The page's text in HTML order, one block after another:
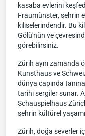
kasaba evlerini
Fraumünster, şehrin
kiliselerindendir. Bu
Gölü'nün ve
görebilirsiniz.
Zürih aynı zamanda
Kunsthaus ve
dünya çapında
tarihi sergiler sunar.
Schauspielhaus
şehrin kültürel
Zürih, doğa severler